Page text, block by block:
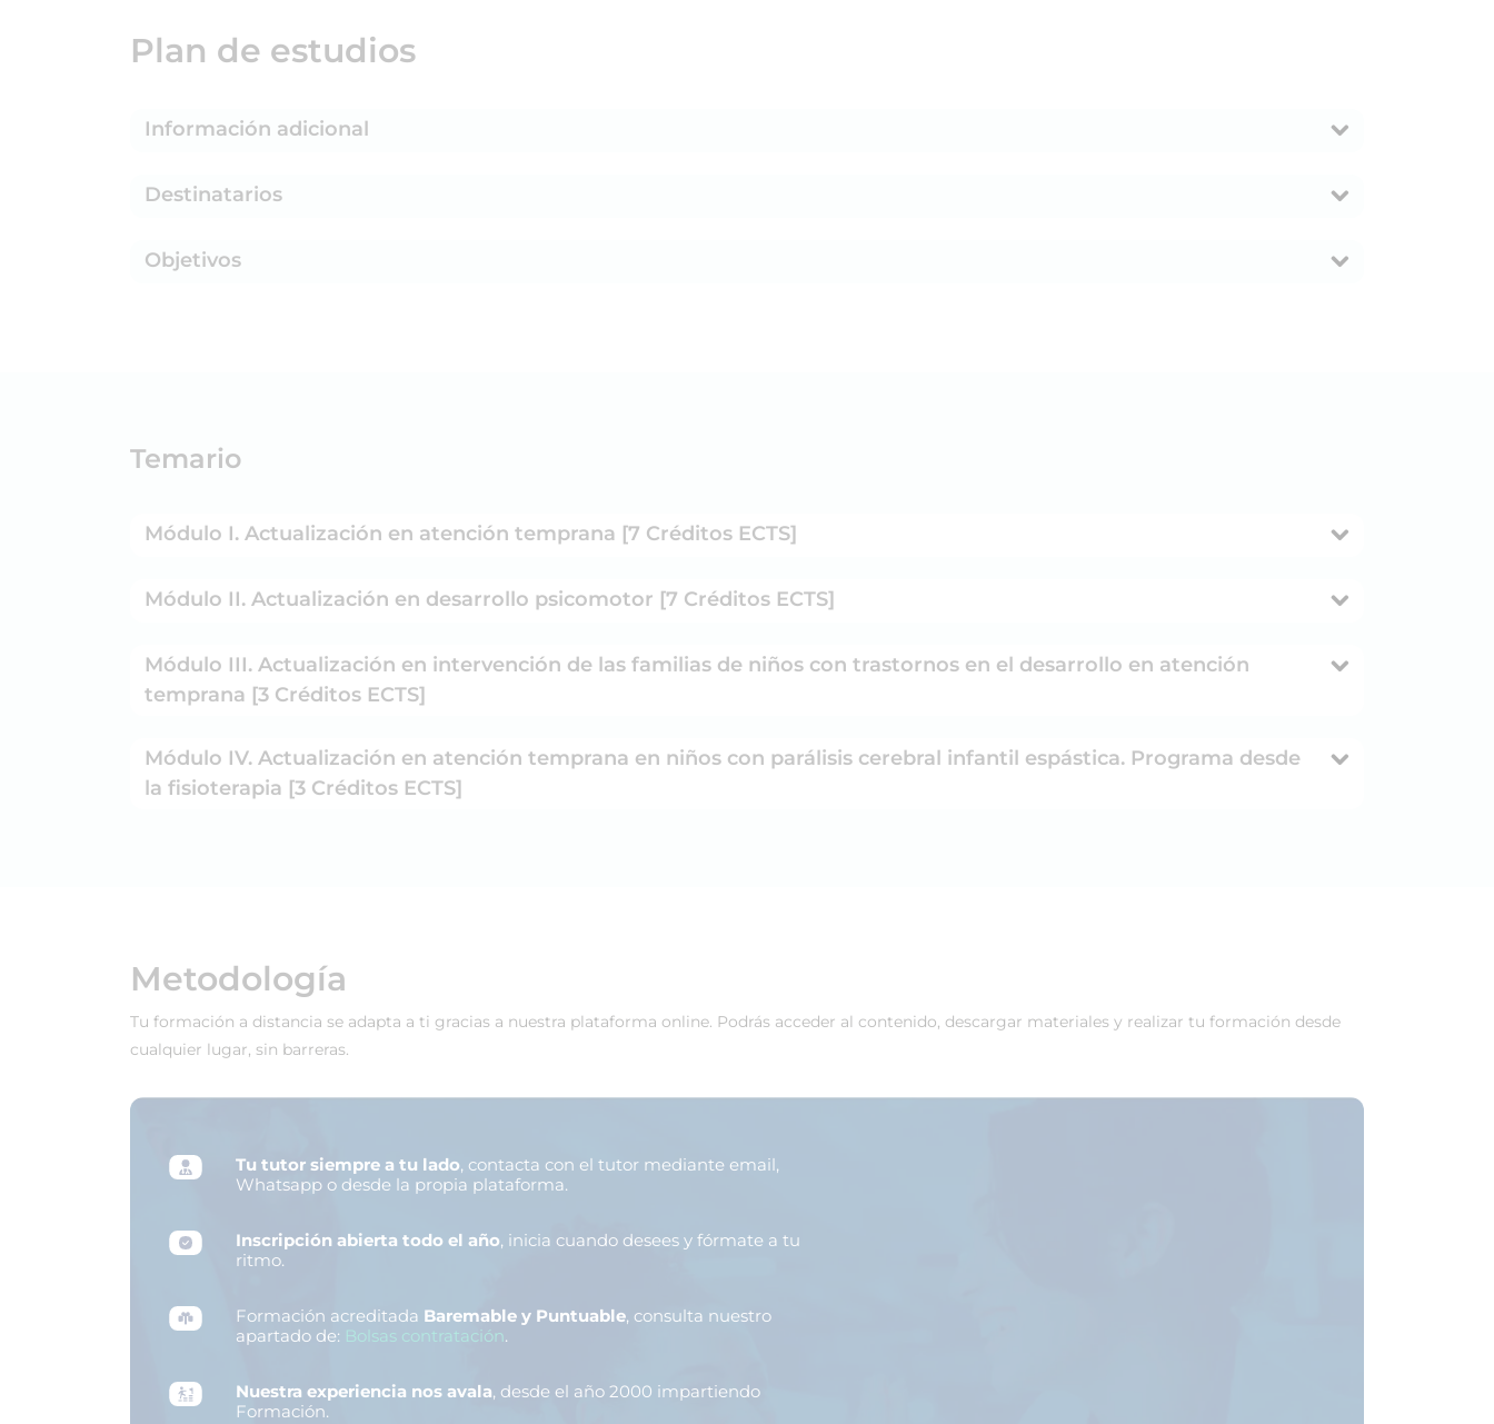
Plan de estudios
Información adicional
Destinatarios
Objetivos
Temario
Módulo I. Actualización en atención temprana [7 Créditos ECTS]
Módulo II. Actualización en desarrollo psicomotor [7 Créditos ECTS]
Módulo III. Actualización en intervención de las familias de niños con trastornos en el desarrollo en atención
temprana [3 Créditos ECTS]
Módulo IV. Actualización en atención temprana en niños con parálisis cerebral infantil espástica. Programa desde
la fisioterapia [3 Créditos ECTS]
Metodología
Tu formación a distancia se adapta a ti gracias a nuestra plataforma online. Podrás acceder al contenido, descargar materiales y realizar tu formación desde
cualquier lugar, sin barreras.
Tu tutor siempre a tu lado, contacta con el tutor mediante email,
Whatsapp o desde la propia plataforma.
Inscripción abierta todo el año, inicia cuando desees y fórmate a tu
ritmo.
Formación acreditada Baremable y Puntuable, consulta nuestro
apartado de: Bolsas contratación.
Nuestra experiencia nos avala, desde el año 2000 impartiendo
Formación.